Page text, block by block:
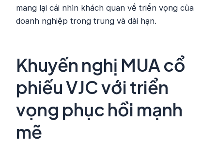
mang lại cái nhìn khách quan về triển vọng của
doanh nghiệp trong trung và dài hạn.
Khuyến nghị MUA cổ
phiếu VJC với triển
vọng phục hồi mạnh
mẽ